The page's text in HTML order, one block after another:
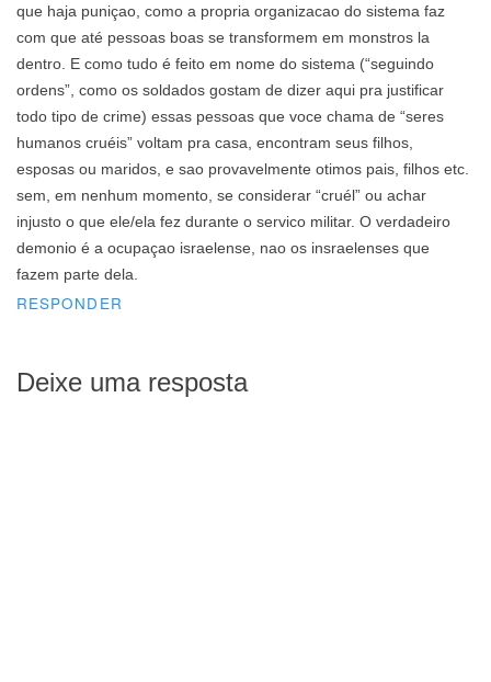
que haja puniçao, como a propria organizacao do sistema faz
com que até pessoas boas se transformem em monstros la
dentro. E como tudo é feito em nome do sistema (“seguindo
ordens”, como os soldados gostam de dizer aqui pra justificar
todo tipo de crime) essas pessoas que voce chama de “seres
humanos cruéis” voltam pra casa, encontram seus filhos,
esposas ou maridos, e sao provavelmente otimos pais, filhos etc.
sem, em nenhum momento, se considerar “cruél” ou achar
injusto o que ele/ela fez durante o servico militar. O verdadeiro
demonio é a ocupaçao israelense, nao os insraelenses que
fazem parte dela.
RESPONDER
Deixe uma resposta